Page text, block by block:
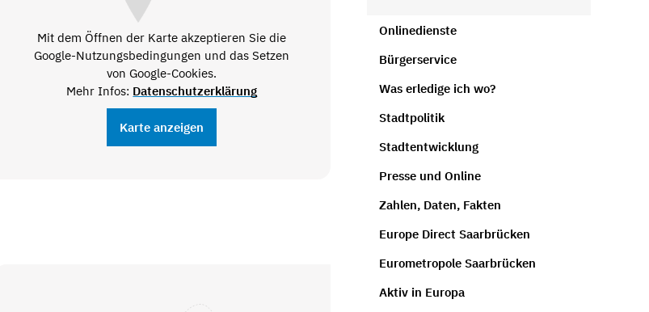
Mit dem Öffnen der Karte akzeptieren Sie die
Google-Nutzungsbedingungen und das Setzen
von Google-Cookies.
Mehr Infos: Datenschutzerklärung
Karte anzeigen
Onlinedienste
Bürgerservice
Was erledige ich wo?
Stadtpolitik
Stadtentwicklung
Presse und Online
Zahlen, Daten, Fakten
Europe Direct Saarbrücken
Eurometropole Saarbrücken
Aktiv in Europa